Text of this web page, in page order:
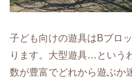
子ども向けの遊具はBブロッ
ります。大型遊具…という
数が豊富でどれから遊ぶか